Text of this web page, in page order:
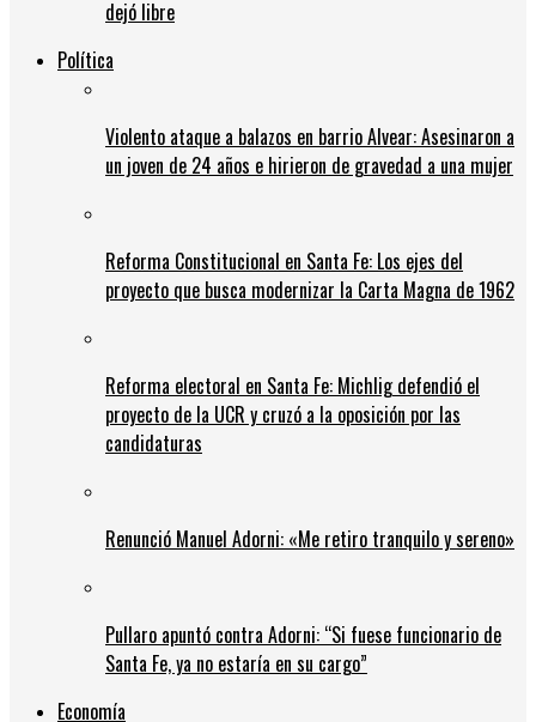
dejó libre
Política
Violento ataque a balazos en barrio Alvear: Asesinaron a
un joven de 24 años e hirieron de gravedad a una mujer
Reforma Constitucional en Santa Fe: Los ejes del
proyecto que busca modernizar la Carta Magna de 1962
Reforma electoral en Santa Fe: Michlig defendió el
proyecto de la UCR y cruzó a la oposición por las
candidaturas
Renunció Manuel Adorni: «Me retiro tranquilo y sereno»
Pullaro apuntó contra Adorni: “Si fuese funcionario de
Santa Fe, ya no estaría en su cargo”
Economía